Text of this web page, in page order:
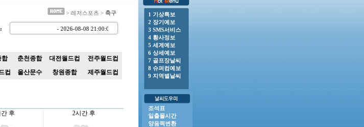
> 레저스포츠 > 축구
- 2026-08-08 21:00:00 o 강풍주의보 : 전라남도(거문도.초도, 완도여서도), 전북자치도(부안(위도면 제외)), 제주도(제주
합 춘천종합 대전월드컵
전주월드컵
컵 울산문수 창원종합 제주월드컵
간 후 2시간 후
1 기상특보
2 장기예보
3 SMS서비스
4 황사정보
5 세계예보
6 상세예보
7 골프장날씨
8 슈퍼컴예보
9 지역별날씨
조석표
일출몰시간
양음력변환